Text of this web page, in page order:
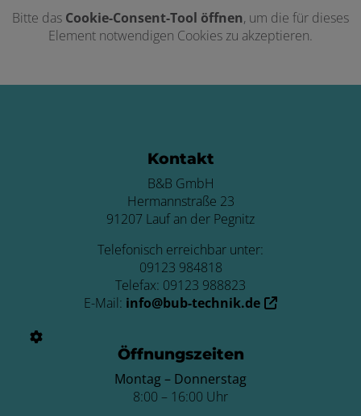
Bitte das Cookie-Consent-Tool öffnen, um die für dieses
Element notwendigen Cookies zu akzeptieren.
Kontakt
B&B GmbH
Hermannstraße 23
91207 Lauf an der Pegnitz
Telefonisch erreichbar unter:
09123 984818
Telefax: 09123 988823
E-Mail: info@bub-technik.de
Öffnungszeiten
Montag – Donnerstag
8:00 – 16:00 Uhr